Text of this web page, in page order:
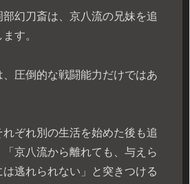
幻刀斎は、京八流の兄妹を追
す。
圧倒的な戦闘能力だけではあ
れぞれ別の生活を始めた後も追
京八流から離れても、与えら
逃れられない」と突きつける